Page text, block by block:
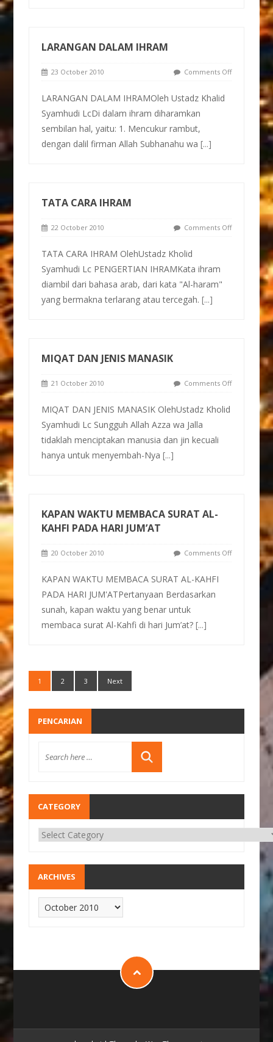
LARANGAN DALAM IHRAM
23 October 2010 Comments Off
LARANGAN DALAM IHRAMOleh Ustadz Khalid
Syamhudi LcDi dalam ihram diharamkan
sembilan hal, yaitu: 1. Mencukur rambut,
dengan dalil firman Allah Subhanahu wa[...]
TATA CARA IHRAM
22 October 2010 Comments Off
TATA CARA IHRAM OlehUstadz Kholid
Syamhudi Lc PENGERTIAN IHRAMKata ihram
diambil dari bahasa arab, dari kata "Al-haram"
yang bermakna terlarang atau tercegah.[...]
MIQAT DAN JENIS MANASIK
21 October 2010 Comments Off
MIQAT DAN JENIS MANASIK OlehUstadz Kholid
Syamhudi Lc Sungguh Allah Azza wa Jalla
tidaklah menciptakan manusia dan jin kecuali
hanya untuk menyembah-Nya[...]
KAPAN WAKTU MEMBACA SURAT AL-
KAHFI PADA HARI JUM’AT
20 October 2010 Comments Off
KAPAN WAKTU MEMBACA SURAT AL-KAHFI
PADA HARI JUM'ATPertanyaan Berdasarkan
sunah, kapan waktu yang benar untuk
membaca surat Al-Kahfi di hari Jum’at?[...]
1 2 3 Next
PENCARIAN
CATEGORY
ARCHIVES